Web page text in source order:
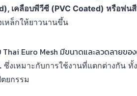
เคลือบพีวีซี (PVC Coated) หรือพ่น
หล็กให้ยาวนานขึ้น
Thai Euro Mesh มีขนาดและลวดลายขอ
ซึ่งเหมาะกับการใช้งานที่แตกต่างกัน
ยกรรม